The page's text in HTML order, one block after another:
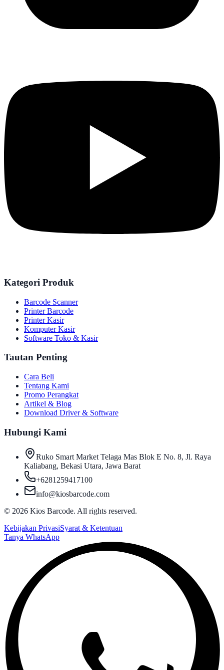
Kategori Produk
Barcode Scanner
Printer Barcode
Printer Kasir
Komputer Kasir
Software Toko & Kasir
Tautan Penting
Cara Beli
Tentang Kami
Promo Perangkat
Artikel & Blog
Download Driver & Software
Hubungi Kami
Ruko Smart Market Telaga Mas Blok E No. 8, Jl. Raya
Kaliabang, Bekasi Utara, Jawa Barat
+6281259417100
info@kiosbarcode.com
© 2026 Kios Barcode. All rights reserved.
Kebijakan PrivasiSyarat & Ketentuan
Tanya WhatsApp